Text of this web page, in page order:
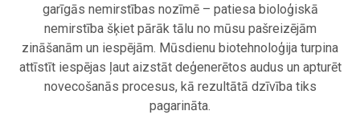
garīgās nemirstības nozīmē – patiesa bioloģiskā
nemirstība šķiet pārāk tālu no mūsu pašreizējām
zināšanām un iespējām. Mūsdienu biotehnoloģija turpina
attīstīt iespējas ļaut aizstāt deģenerētos audus un apturēt
novecošanās procesus, kā rezultātā dzīvība tiks
pagarināta.